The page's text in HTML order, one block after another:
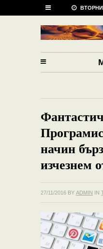
начин
изчезнем
27/11/2016 BY ADMIN IN